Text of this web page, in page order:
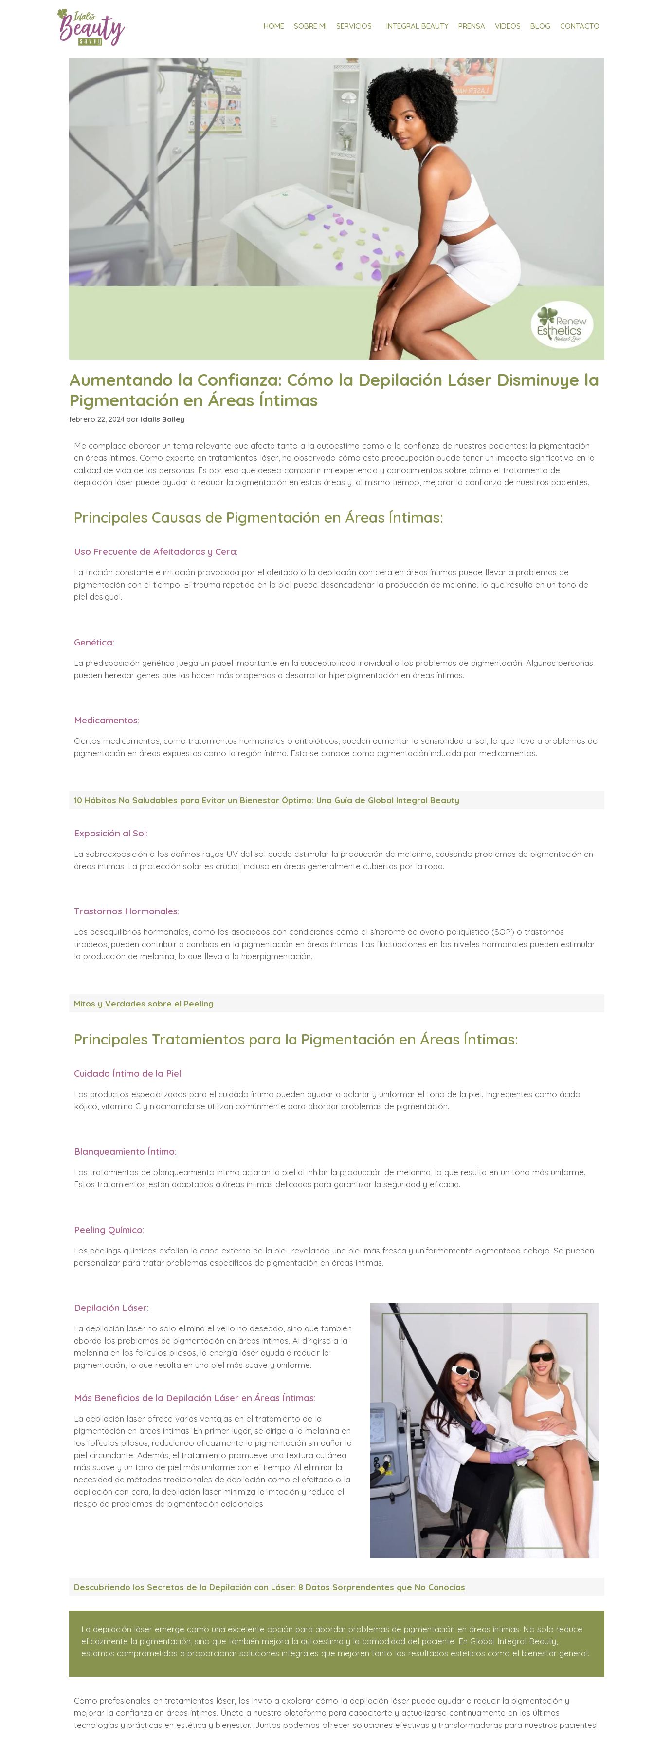
HOME SOBRE MI SERVICIOS INTEGRAL BEAUTY PRENSA VIDEOS BLOG CONTACTO
Aumentando la Confianza: Cómo la Depilación Láser Disminuye la
Pigmentación en Áreas Íntimas
febrero 22, 2024 por Idalis Bailey
Me complace abordar un tema relevante que afecta tanto a la autoestima como a la confianza de nuestras pacientes: la pigmentación
en áreas íntimas. Como experta en tratamientos láser, he observado cómo esta preocupación puede tener un impacto significativo en la
calidad de vida de las personas. Es por eso que deseo compartir mi experiencia y conocimientos sobre cómo el tratamiento de
depilación láser puede ayudar a reducir la pigmentación en estas áreas y, al mismo tiempo, mejorar la confianza de nuestros pacientes.
Principales Causas de Pigmentación en Áreas Íntimas:
Uso Frecuente de Afeitadoras y Cera:
La fricción constante e irritación provocada por el afeitado o la depilación con cera en áreas íntimas puede llevar a problemas de
pigmentación con el tiempo. El trauma repetido en la piel puede desencadenar la producción de melanina, lo que resulta en un tono de
piel desigual.
Genética:
La predisposición genética juega un papel importante en la susceptibilidad individual a los problemas de pigmentación. Algunas personas
pueden heredar genes que las hacen más propensas a desarrollar hiperpigmentación en áreas íntimas.
Medicamentos:
Ciertos medicamentos, como tratamientos hormonales o antibióticos, pueden aumentar la sensibilidad al sol, lo que lleva a problemas de
pigmentación en áreas expuestas como la región íntima. Esto se conoce como pigmentación inducida por medicamentos.
10 Hábitos No Saludables para Evitar un Bienestar Óptimo: Una Guía de Global Integral Beauty
Exposición al Sol:
La sobreexposición a los dañinos rayos UV del sol puede estimular la producción de melanina, causando problemas de pigmentación en
áreas íntimas. La protección solar es crucial, incluso en áreas generalmente cubiertas por la ropa.
Trastornos Hormonales:
Los desequilibrios hormonales, como los asociados con condiciones como el síndrome de ovario poliquístico (SOP) o trastornos
tiroideos, pueden contribuir a cambios en la pigmentación en áreas íntimas. Las fluctuaciones en los niveles hormonales pueden estimular
la producción de melanina, lo que lleva a la hiperpigmentación.
Mitos y Verdades sobre el Peeling
Principales Tratamientos para la Pigmentación en Áreas Íntimas:
Cuidado Íntimo de la Piel:
Los productos especializados para el cuidado íntimo pueden ayudar a aclarar y uniformar el tono de la piel. Ingredientes como ácido
kójico, vitamina C y niacinamida se utilizan comúnmente para abordar problemas de pigmentación.
Blanqueamiento Íntimo:
Los tratamientos de blanqueamiento íntimo aclaran la piel al inhibir la producción de melanina, lo que resulta en un tono más uniforme.
Estos tratamientos están adaptados a áreas íntimas delicadas para garantizar la seguridad y eficacia.
Peeling Químico:
Los peelings químicos exfolian la capa externa de la piel, revelando una piel más fresca y uniformemente pigmentada debajo. Se pueden
personalizar para tratar problemas específicos de pigmentación en áreas íntimas.
Depilación Láser:
La depilación láser no solo elimina el vello no deseado, sino que también
aborda los problemas de pigmentación en áreas íntimas. Al dirigirse a la
melanina en los folículos pilosos, la energía láser ayuda a reducir la
pigmentación, lo que resulta en una piel más suave y uniforme.
Más Beneficios de la Depilación Láser en Áreas Íntimas:
La depilación láser ofrece varias ventajas en el tratamiento de la
pigmentación en áreas íntimas. En primer lugar, se dirige a la melanina en
los folículos pilosos, reduciendo eficazmente la pigmentación sin dañar la
piel circundante. Además, el tratamiento promueve una textura cutánea
más suave y un tono de piel más uniforme con el tiempo. Al eliminar la
necesidad de métodos tradicionales de depilación como el afeitado o la
depilación con cera, la depilación láser minimiza la irritación y reduce el
riesgo de problemas de pigmentación adicionales.
Descubriendo los Secretos de la Depilación con Láser: 8 Datos Sorprendentes que No Conocías
La depilación láser emerge como una excelente opción para abordar problemas de pigmentación en áreas íntimas. No solo reduce
eficazmente la pigmentación, sino que también mejora la autoestima y la comodidad del paciente. En Global Integral Beauty,
estamos comprometidos a proporcionar soluciones integrales que mejoren tanto los resultados estéticos como el bienestar general.
Como profesionales en tratamientos láser, los invito a explorar cómo la depilación láser puede ayudar a reducir la pigmentación y
mejorar la confianza en áreas íntimas. Únete a nuestra plataforma para capacitarte y actualizarse continuamente en las últimas
tecnologías y prácticas en estética y bienestar. ¡Juntos podemos ofrecer soluciones efectivas y transformadoras para nuestros pacientes!